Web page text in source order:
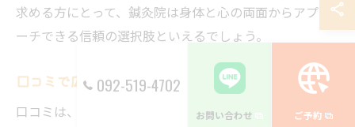
求める方にとって、鍼灸院は身体と心の両面からアプロ
ーチできる信頼の選択肢といえるでしょう。
口コミで広がる鍼灸院の健康サポート力
口コミは、南福岡駅周辺の鍼灸院選びにおいて大きなヒ
092-519-4702
お問い合わせ ご予約